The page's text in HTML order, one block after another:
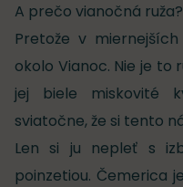
A prečo vianočná ruža?
Pretože v
okolo Vianoc. Nie je to
jej biele miskovité
sviatočne, že si tento
Len si ju nepleť s
poinzetiou. Čemerica